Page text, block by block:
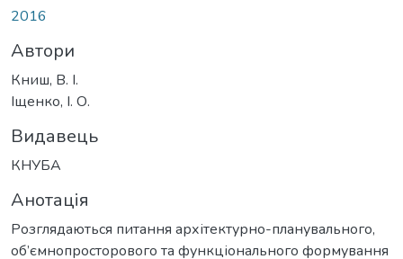
2016
Автори
Книш, В. І.
Іщенко, І. О.
Видавець
КНУБА
Анотація
Розглядаються питання архітектурно-планувального,
об’ємнопросторового та функціонального формування